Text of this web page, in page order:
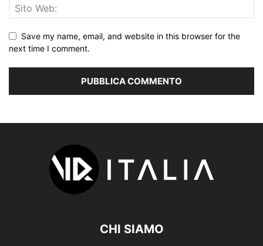
Save my name, email, and website in this browser for the
next time I comment.
CHI SIAMO